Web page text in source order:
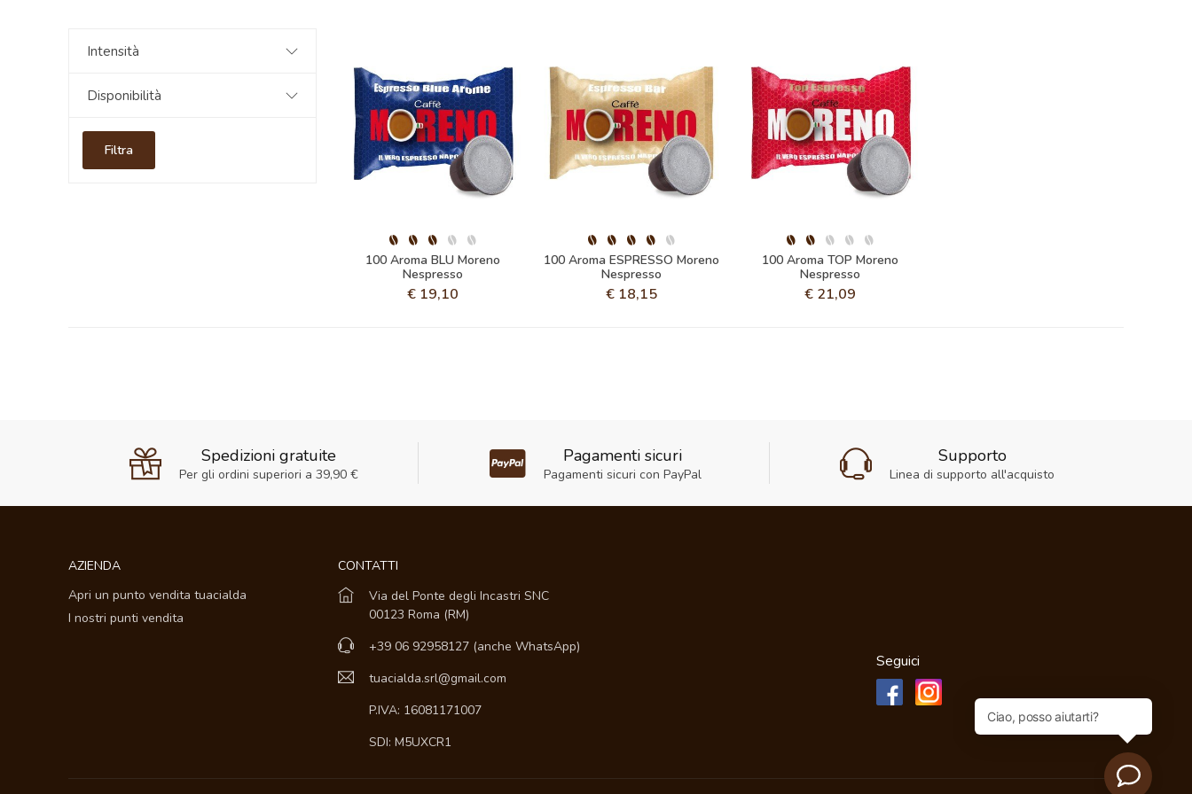
Intensità
Disponibilità
Filtra
100 Aroma BLU Moreno
Nespresso
€ 19,10
100 Aroma ESPRESSO Moreno
Nespresso
€ 18,15
100 Aroma TOP Moreno
Nespresso
€ 21,09
Spedizioni gratuite
Per gli ordini superiori a 39,90 €
Pagamenti sicuri
Pagamenti sicuri con PayPal
Supporto
Linea di supporto all'acquisto
AZIENDA
Apri un punto vendita tuacialda
I nostri punti vendita
CONTATTI
Via del Ponte degli Incastri SNC
00123 Roma (RM)
+39 06 92958127 (anche WhatsApp)
tuacialda.srl@gmail.com
P.IVA: 16081171007
SDI: M5UXCR1
Seguici